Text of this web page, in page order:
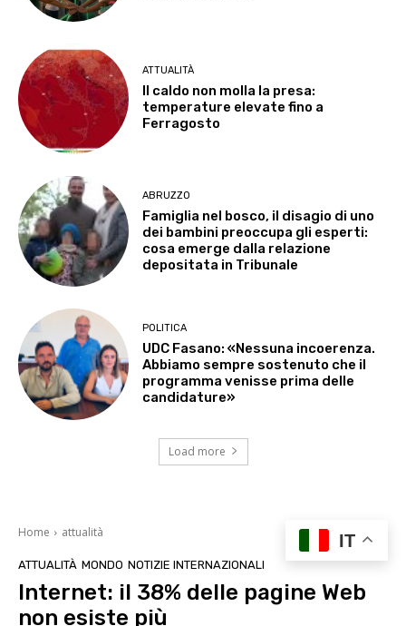
ATTUALITÀ
Il caldo non molla la presa:
temperature elevate fino a
Ferragosto
ABRUZZO
Famiglia nel bosco, il disagio di uno
dei bambini preoccupa gli esperti:
cosa emerge dalla relazione
depositata in Tribunale
POLITICA
UDC Fasano: «Nessuna incoerenza.
Abbiamo sempre sostenuto che il
programma venisse prima delle
candidature»
Load more